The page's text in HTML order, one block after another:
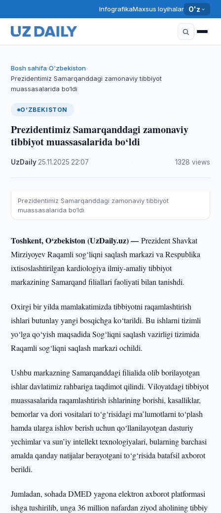
InfografikaMaxsus loyihalar O'z
Bosh sahifa›O‘zbekiston›
Prezidentimiz Samarqanddagi zamonaviy tibbiyot
muassasalarida bo‘ldi
O‘ZBEKISTON
Prezidentimiz Samarqanddagi zamonaviy
tibbiyot muassasalarida bo‘ldi
UzDaily 25.11.2025 22:07 1328 views
Prezidentimiz Samarqanddagi zamonaviy tibbiyot
muassasalarida bo‘ldi
Toshkent, O‘zbekiston (UzDaily.uz) —Prezident Shavkat
Mirziyoyev Raqamli sog‘liqni saqlash markazi va Respublika
ixtisoslashtirilgan kardiologiya ilmiy-amaliy tibbiyot
markazining Samarqand filiallari faoliyati bilan tanishdi.
Oxirgi bir yilda mamlakatimizda tibbiyotni raqamlashtirish
ishlari butunlay yangi bosqichga ko‘tarildi. Bu ishlarni tizimli
yo‘lga qo‘yish maqsadida Sog‘liqni saqlash vazirligi tizimida
Raqamli sog‘liqni saqlash markazi ochildi.
Ushbu markazning Samarqanddagi filialida olib borilayotgan
ishlar davlatimiz rahbariga taqdimot qilindi. Viloyatdagi tibbiyot
muassasalarida raqamlashtirish ishlarining borishi, kasalliklar,
bemorlar va dori vositalari to‘g‘risidagi ma’lumotlarni to‘plash
hamda ularga ishlov berish uchun qo‘llanilayotgan dasturiy
yechimlar va sun’iy intellekt texnologiyalari, bularning barchasi
amalda qanday natijalar berayotgani to‘g‘risida batafsil axborot
berildi.
Jumladan, sohada DMED yagona elektron axborot platformasi
ishga tushirilib, unga 36 million nafardan ziyod aholining tibbiy